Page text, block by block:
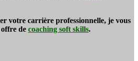
votre carrière professionnelle, je vous
de coaching soft skills.